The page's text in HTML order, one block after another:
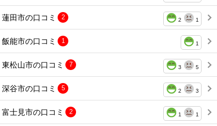
蓮田市の口コミ 2 1
2
飯能市の口コミ 1
1
東松山市の口コミ 3 5
7
深谷市の口コミ 2 3
5
富士見市の口コミ 1 1
2